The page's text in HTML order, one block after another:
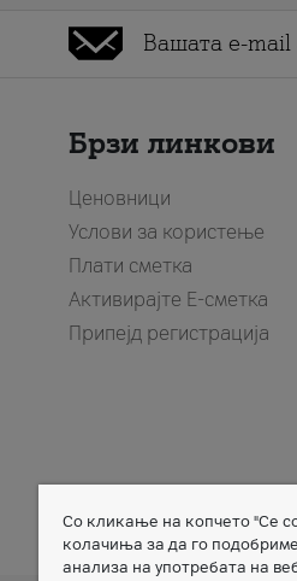
Брзи линкови
Ценовници
Услови за користење
Плати сметка
Активирајте Е-сметка
Припејд регистрација
Member of
Со кликање на копчето "Се
колачиња за да го
анализа на употребата на